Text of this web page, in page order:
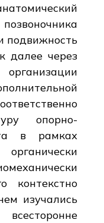
подвижность
далее через
опорно-
в рамках
контекстно
изучались